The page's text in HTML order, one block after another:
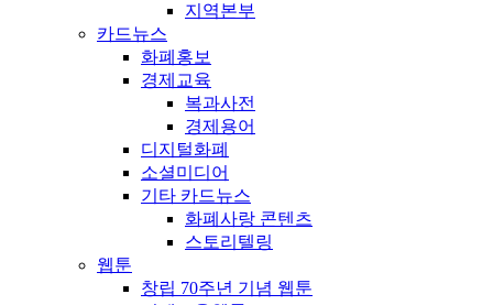
지역본부
카드뉴스
화폐홍보
경제교육
복과사전
경제용어
디지털화폐
소셜미디어
기타 카드뉴스
화폐사랑 콘텐츠
스토리텔링
웹툰
창립 70주년 기념 웹툰